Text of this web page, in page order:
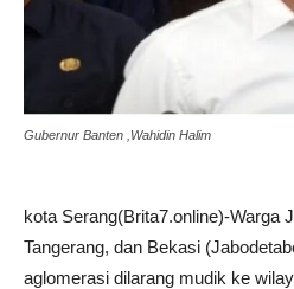
Gubernur Banten ,Wahidin Halim
kota Serang(Brita7.online)-Warga
Tangerang, dan Bekasi
aglomerasi dilarang mudik ke